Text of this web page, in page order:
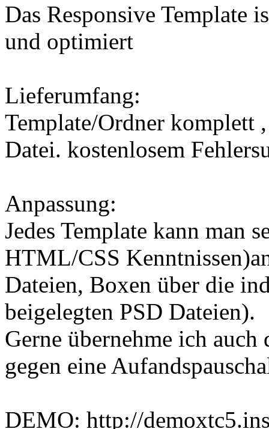
Das Responsive Template
und optimiert
Lieferumfang:
Template/Ordner komplett
Datei. kostenlosem
Anpassung:
Jedes Template kann man
HTML/CSS
Dateien, Boxen über die
beigelegten PSD Dateien).
Gerne übernehme ich auch
gegen eine
DEMO: http://